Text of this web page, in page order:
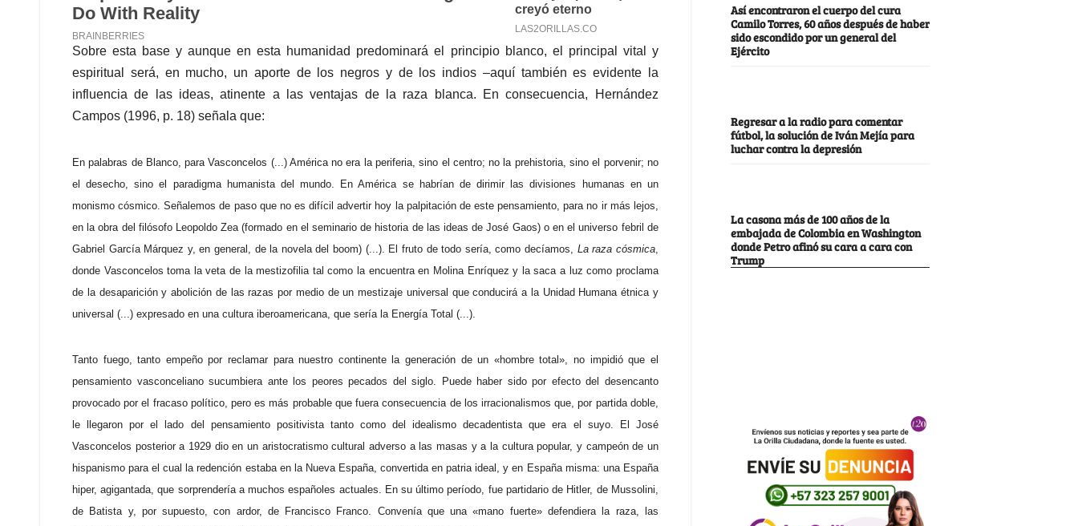
Sobre esta base y aunque en esta humanidad predominará el principio blanco, el principal vital y
espiritual será, en mucho, un aporte de los negros y de los indios –aquí también es evidente la
influencia de las ideas, atinente a las ventajas de la raza blanca. En consecuencia, Hernández
Campos (1996, p. 18) señala que:
En palabras de Blanco, para Vasconcelos (...) América no era la periferia, sino el centro; no la prehistoria, sino el porvenir; no
el desecho, sino el paradigma humanista del mundo. En América se habrían de dirimir las divisiones humanas en un
monismo cósmico. Señalemos de paso que no es difícil advertir hoy la palpitación de este pensamiento, para no ir más lejos,
en la obra del filósofo Leopoldo Zea (formado en el seminario de historia de las ideas de José Gaos) o en el universo febril de
Gabriel García Márquez y, en general, de la novela del boom) (...). El fruto de todo sería, como decíamos, La raza cósmica,
donde Vasconcelos toma la veta de la mestizofilia tal como la encuentra en Molina Enríquez y la saca a luz como proclama
de la desaparición y abolición de las razas por medio de un mestizaje universal que conducirá a la Unidad Humana étnica y
universal (...) expresado en una cultura iberoamericana, que sería la Energía Total (...).
Tanto fuego, tanto empeño por reclamar para nuestro continente la generación de un «hombre total», no impidió que el
pensamiento vasconceliano sucumbiera ante los peores pecados del siglo. Puede haber sido por efecto del desencanto
provocado por el fracaso político, pero es más probable que fuera consecuencia de los irracionalismos que, por partida doble,
le llegaron por el lado del pensamiento positivista tanto como del idealismo decadentista que era el suyo. El José
Vasconcelos posterior a 1929 dio en un aristocratismo cultural adverso a las masas y a la cultura popular, y campeón de un
hispanismo para el cual la redención estaba en la Nueva España, convertida en patria ideal, y en España misma: una España
hiper, agigantada, que sorprendería a muchos españoles actuales. En su último período, fue partidario de Hitler, de Mussolini,
de Batista y, por supuesto, con ardor, de Francisco Franco. Convenía que una «mano fuerte» defendiera la raza, las
Así encontraron el cuerpo del cura
Camilo Torres, 60 años después de haber
sido escondido por un general del
Ejército
Regresar a la radio para comentar
fútbol, la solución de Iván Mejía para
luchar contra la depresión
La casona más de 100 años de la
embajada de Colombia en Washington
donde Petro afinó su cara a cara con
Trump